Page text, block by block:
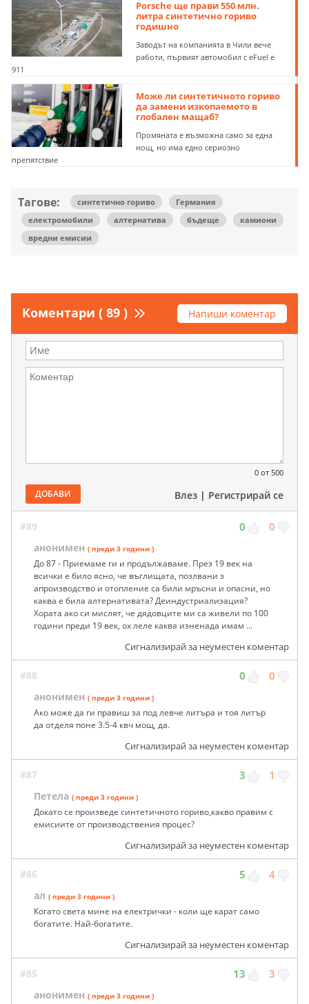
Porsche ще прави 550 млн.
литра синтетично гориво
годишно
Заводът на компанията в Чили вече
работи, първият автомобил с eFuel е
911
Може ли синтетичното гориво
да замени изкопаемото в
глобален мащаб?
Промяната е възможна само за една
нощ, но има едно сериозно
препятствие
Тагове: синтетично гориво
Германия
електромобили
алтернатива бъдеще
камиони
вредни емисии
Коментари ( 89 ) Напиши коментар
0 от 500
ДОБАВИ Влез | Регистрирай се
#89 0 0
анонимен ( преди 3 години )
До 87 - Приемаме ги и продължаваме. През 19 век на
всички е било ясно, че въглищата, позлвани з
апроизводство и отопление са били мръсни и опасни, но
каква е била алтернативата? Деиндустриализация?
Хората ако си мислят, че дядовците ми са живели по 100
години преди 19 век, ох леле каква изненада имам ...
Сигнализирай за неуместен коментар
#88 0 0
анонимен ( преди 3 години )
Ако може да ги правиш за под левче литъра и тоя литър
да отделя поне 3.5-4 квч мощ, да.
Сигнализирай за неуместен коментар
#87 3 1
Петела ( преди 3 години )
Докато се произведе синтетичното гориво,какво правим с
емисиите от производствения процес?
Сигнализирай за неуместен коментар
#86 5 4
ал ( преди 3 години )
Когато света мине на електрички - коли ще карат само
богатите. Най-богатите.
Сигнализирай за неуместен коментар
#85 13 3
анонимен ( преди 3 години )